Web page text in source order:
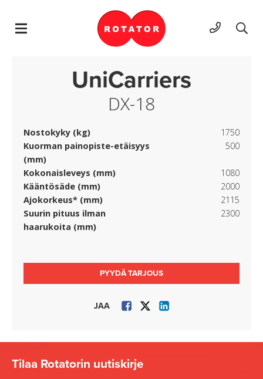
UniCarriers
DX-18
Nostokyky (kg)
1750
Kuorman painopiste-etäisyys
(mm)
500
Kokonaisleveys (mm)
1080
Kääntösäde (mm)
2000
Ajokorkeus* (mm)
2115
Suurin pituus ilman
haarukoita (mm)
2300
PYYDÄ TARJOUS
JAA
Tilaa Rotatorin uutiskirje